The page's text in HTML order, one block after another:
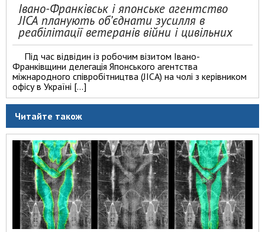
Івано-Франківськ і японське агентство
JICA планують об’єднати зусилля в
реабілітації ветеранів війни і цивільних
Під час відвідин із робочим візитом Івано-
Франківщини делегація Японського агентства
міжнародного співробітництва (JICA) на чолі з керівником
офісу в Україні […]
Читайте також